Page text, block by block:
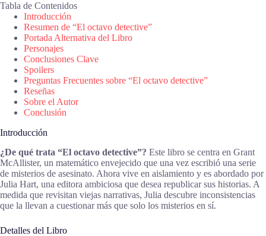
Tabla de Contenidos
Introducción
Resumen de “El octavo detective”
Portada Alternativa del Libro
Personajes
Conclusiones Clave
Spoilers
Preguntas Frecuentes sobre “El octavo detective”
Reseñas
Sobre el Autor
Conclusión
Introducción
¿De qué trata “El octavo detective”? Este libro se centra en Grant
McAllister, un matemático envejecido que una vez escribió una serie
de misterios de asesinato. Ahora vive en aislamiento y es abordado por
Julia Hart, una editora ambiciosa que desea republicar sus historias. A
medida que revisitan viejas narrativas, Julia descubre inconsistencias
que la llevan a cuestionar más que solo los misterios en sí.
Detalles del Libro